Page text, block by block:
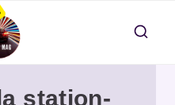
station-